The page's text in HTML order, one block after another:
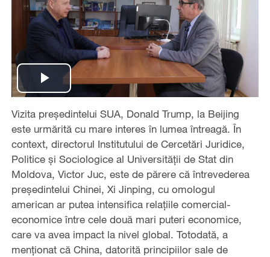
Play
Video
Vizita președintelui SUA, Donald Trump, la Beijing
este urmărită cu mare interes în lumea întreagă. În
context, directorul Institutului de Cercetări Juridice,
Politice și Sociologice al Universității de Stat din
Moldova, Victor Juc, este de părere că întrevederea
președintelui Chinei, Xi Jinping, cu omologul
american ar putea intensifica relațiile comercial-
economice între cele două mari puteri economice,
care va avea impact la nivel global. Totodată, a
menționat că China, datorită principiilor sale de